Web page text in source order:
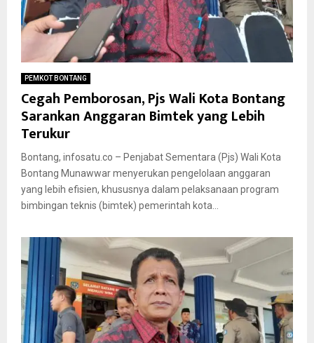
PEMKOT BONTANG
Cegah Pemborosan, Pjs Wali Kota Bontang
Sarankan Anggaran Bimtek yang Lebih
Terukur
Bontang, infosatu.co – Penjabat Sementara (Pjs) Wali Kota
Bontang Munawwar menyerukan pengelolaan anggaran
yang lebih efisien, khususnya dalam pelaksanaan program
bimbingan teknis (bimtek) pemerintah kota...